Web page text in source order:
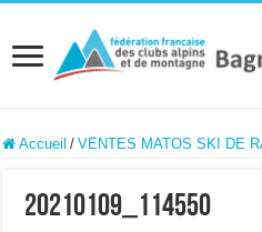
Accueil / VENTES MATOS SKI DE
20210109_114550